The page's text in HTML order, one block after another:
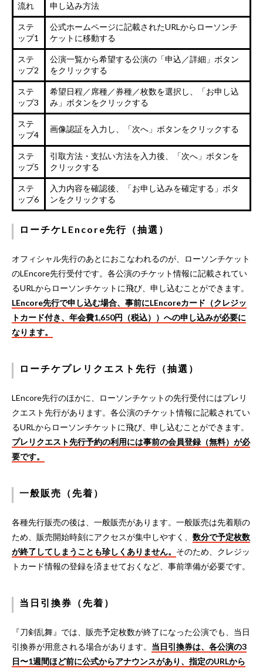
流れ 申し込み方法
ステ
ップ1
公式ホームページに記載されたURLからローソンチ
ケットに移動する
ステ
ップ2
公演一覧から希望する公演の「申込／詳細」ボタン
をクリックする
ステ
ップ3
希望日程／席種／券種／枚数を選択し、「お申し込
み」ボタンをクリックする
ステ
ップ4
画像認証を入力し、「次へ」ボタンをクリックする
ステ
ップ5
引取方法・支払い方法を入力後、「次へ」ボタンを
クリックする
ステ
ップ6
入力内容を確認後、「お申し込みを確定する」ボタ
ンをクリックする
ローチケLEncore先行（抽選）
オフィシャル先行のあとにおこなわれるのが、ローソンチケット
のLEncore先行受付です。各公演のチケット情報に記載されてい
るURLからローソンチケットに飛び、申し込むことができます。
LEncore先行で申し込む場合、事前にLEncoreカード（クレジッ
トカード付き、年会費1,650円（税込））への申し込みが必要に
なります。
ローチケプレリクエスト先行（抽選）
LEncore先行のほかに、ローソンチケットの先行受付にはプレリ
クエスト先行があります。各公演のチケット情報に記載されてい
るURLからローソンチケットに飛び、申し込むことができます。
プレリクエスト先行予約の利用には事前の会員登録（無料）が必
要です。
一般販売（先着）
各種先行販売の後は、一般販売があります。一般販売は先着順の
ため、販売開始時刻にアクセスが集中しやすく、 数分で予定枚数
が終了してしまうことも珍しくありません。 そのため、クレジッ
トカード情報の登録を済ませておくなど、事前準備が必要です。
当日引換券（先着）
『刀剣乱舞』では、販売予定枚数が終了になった公演でも、当日
引換券が用意される場合があります。 当日引換券は、各公演の3
日〜1週間ほど前に公式からアナウンスがあり、指定のURLから